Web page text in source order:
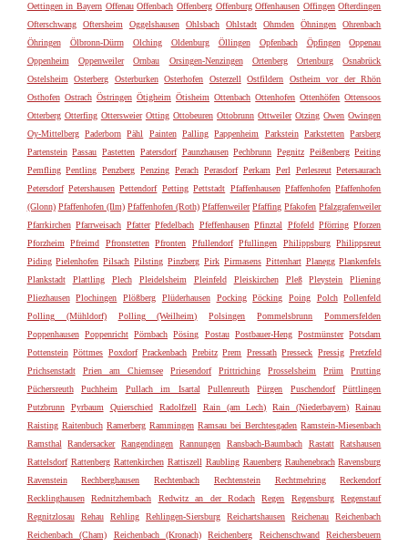
Oettingen in Bayern Offenau Offenbach Offenberg Offenburg Offenhausen Offingen Ofterdingen
Ofterschwang
Oftersheim Oggelshausen Ohlsbach Ohlstadt Ohmden Öhningen
Ohrenbach
Öhringen
Ölbronn-Dürrn Olching Oldenburg Öllingen Opfenbach Öpfingen
Oppenau
Oppenheim
Oppenweiler Ornbau Orsingen-Nenzingen Ortenberg Ortenburg
Osnabrück
Ostelsheim
Osterberg Osterburken Osterhofen Osterzell Ostfildern
Ostheim vor der Rhön
Osthofen Ostrach Östringen Ötigheim Ötisheim Ottenbach Ottenhofen Ottenhöfen Ottensoos
Otterberg Otterfing Ottersweier Otting Ottobeuren Ottobrunn Ottweiler Otzing Owen Owingen
Oy-Mittelberg Paderborn Pähl Painten Palling Pappenheim Parkstein Parkstetten Parsberg
Partenstein Passau Pastetten Patersdorf Paunzhausen Pechbrunn Pegnitz Peißenberg Peiting
Pemfling Pentling Penzberg Penzing Perach Perasdorf Perkam Perl Perlesreut Petersaurach
Petersdorf Petershausen Pettendorf Petting Pettstadt Pfaffenhausen Pfaffenhofen Pfaffenhofen
(Glonn) Pfaffenhofen (Ilm) Pfaffenhofen (Roth) Pfaffenweiler Pfaffing Pfakofen Pfalzgrafenweiler
Pfarrkirchen Pfarrweisach Pfatter Pfedelbach Pfeffenhausen Pfinztal Pfofeld Pförring Pforzen
Pforzheim
Pfreimd Pfronstetten Pfronten Pfullendorf Pfullingen Philippsburg Philippsreut
Piding Pielenhofen Pilsach Pilsting Pinzberg Pirk Pirmasens Pittenhart Planegg Plankenfels
Plankstadt
Plattling Plech Pleidelsheim Pleinfeld Pleiskirchen Pleß Pleystein
Pliening
Pliezhausen
Plochingen Plößberg Plüderhausen Pocking Pöcking Poing Polch
Pollenfeld
Polling (Mühldorf)
Polling (Weilheim) Polsingen Pommelsbrunn
Pommersfelden
Poppenhausen Poppenricht Pörnbach Pösing Postau Postbauer-Heng Postmünster Potsdam
Pottenstein Pöttmes Poxdorf Prackenbach Prebitz Prem Pressath Presseck Pressig Pretzfeld
Prichsenstadt
Prien am Chiemsee Priesendorf Prittriching Prosselsheim Prüm
Prutting
Püchersreuth
Puchheim Pullach im Isartal Pullenreuth Pürgen Puschendorf
Püttlingen
Putzbrunn
Pyrbaum Quierschied Radolfzell Rain (am Lech) Rain (Niederbayern)
Rainau
Raisting Raitenbuch Ramerberg Rammingen Ramsau bei Berchtesgaden Ramstein-Miesenbach
Ramsthal
Randersacker Rangendingen Rannungen Ransbach-Baumbach Rastatt
Ratshausen
Rattelsdorf Rattenberg Rattenkirchen Rattiszell Raubling Rauenberg Rauhenebrach Ravensburg
Ravenstein
Rechberghausen Rechtenbach Rechtenstein Rechtmehring
Reckendorf
Recklinghausen
Rednitzhembach Redwitz an der Rodach Regen Regensburg
Regenstauf
Regnitzlosau
Rehau Rehling Rehlingen-Siersburg Reichartshausen Reichenau
Reichenbach
Reichenbach (Cham)
Reichenbach (Kronach) Reichenberg Reichenschwand
Reichersbeuern